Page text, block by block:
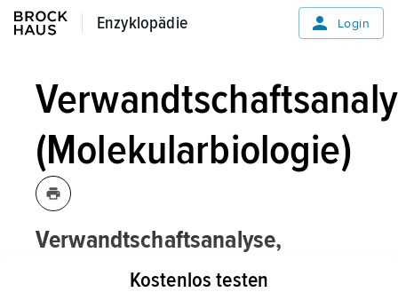
Enzyklopädie
Enzyklopädie Login
(Molekularbiologie)
Verwandtschaftsanalyse,
Molekularbiologie:
Kostenlos testen